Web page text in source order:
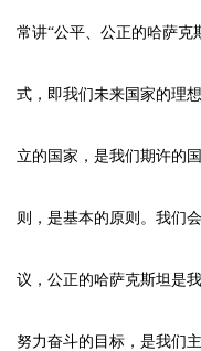
常讲“公平、公正的哈萨克
式，即我们未来国家的理
立的国家，是我们期许的
则，是基本的原则。我们
议，公正的哈萨克斯坦是
努力奋斗的目标，是我们